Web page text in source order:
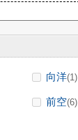
向洋(1)
前空(6)